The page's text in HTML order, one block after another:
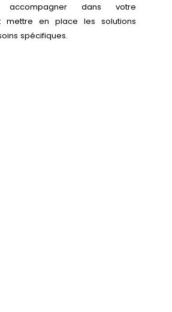
dans votre
mettre en place les solutions
spécifiques.